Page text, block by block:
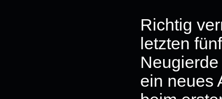
Richtig
letzten
ein neues